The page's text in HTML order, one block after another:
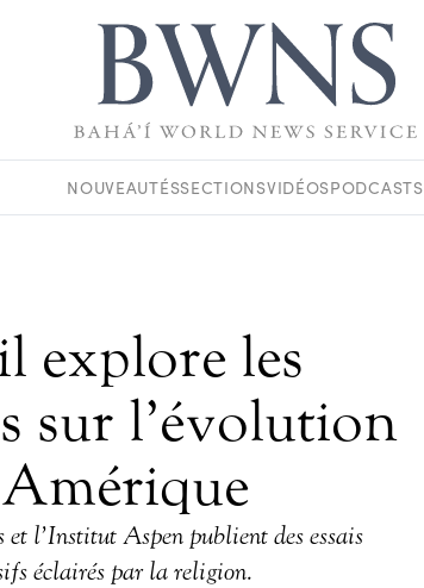
NOUVEAUTÉSSECTIONSVIDÉOSPODCASTS
explore les
sur l’évolution
l’Institut Aspen publient des essais
éclairés par la religion.